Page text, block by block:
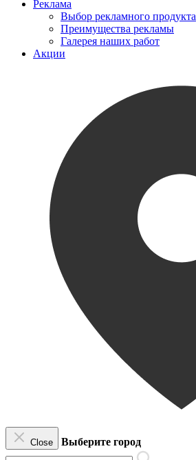
Реклама
Выбор рекламного продукта
Преимущества рекламы
Галерея наших работ
Акции
Close Выберите город